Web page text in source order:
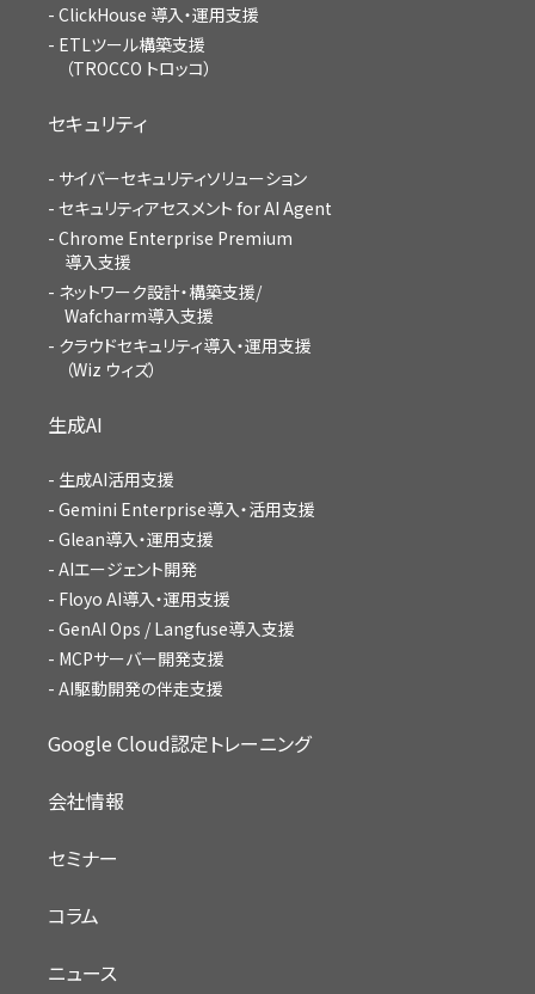
ClickHouse 導入・運用支援
ETLツール構築支援
（TROCCO トロッコ）
セキュリティ
サイバーセキュリティソリューション
セキュリティアセスメント for AI Agent
Chrome Enterprise Premium
導入支援
ネットワーク設計・構築支援/
Wafcharm導入支援
クラウドセキュリティ導入・運用支援
（Wiz ウィズ）
生成AI
生成AI活用支援
Gemini Enterprise導入・活用支援
Glean導入・運用支援
AIエージェント開発
Floyo AI導入・運用支援
GenAI Ops / Langfuse導入支援
MCPサーバー開発支援
AI駆動開発の伴走支援
Google Cloud認定トレーニング
会社情報
セミナー
コラム
ニュース